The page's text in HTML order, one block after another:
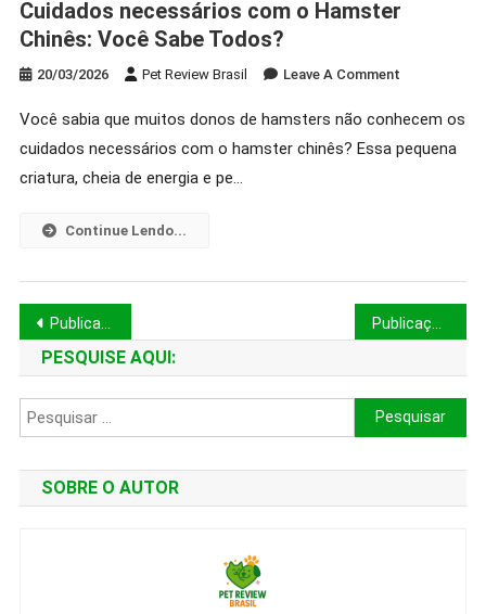
Cuidados necessários com o Hamster
Chinês: Você Sabe Todos?
20/03/2026 Pet Review Brasil Leave A CommentOn
Necessários
Com
Você sabia que muitos donos de hamsters não conhecem os
cuidados necessários com o hamster chinês? Essa pequena
criatura, cheia de energia e pe…
Continue Lendo...
Navegação
por
posts
Publicações mais antigas
PESQUISE AQUI:
Pesquisar
por:
SOBRE O AUTOR